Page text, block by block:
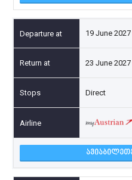
19 June 2027
23 June 2027
Direct